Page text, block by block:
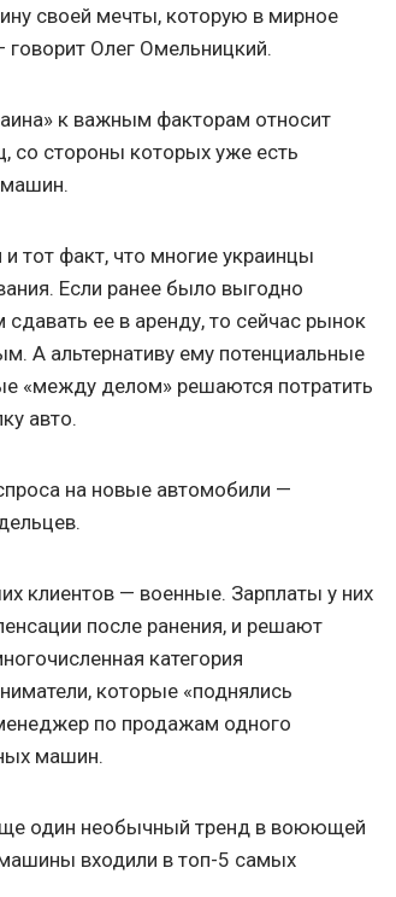
своей мечты, которую в мирное
Олег Омельницкий.
к важным факторам относит
со стороны которых уже есть
машин.
тот факт, что многие украинцы
Если ранее было выгодно
ее в аренду, то сейчас рынок
А альтернативу ему потенциальные
«между делом» решаются потратить
авто.
на новые автомобили —
клиентов — военные. Зарплаты у них
после ранения, и решают
категория
которые «поднялись
по продажам одного
машин.
один необычный тренд в воюющей
входили в топ-5 самых